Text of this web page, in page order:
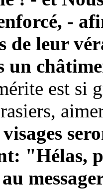
-
de leur
un
est si
"Hélas,